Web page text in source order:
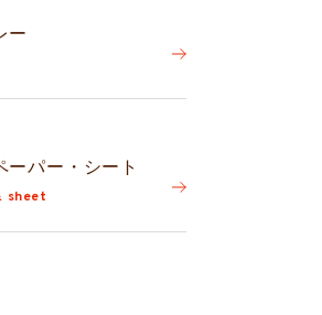
ー
ーパー・シート
sheet